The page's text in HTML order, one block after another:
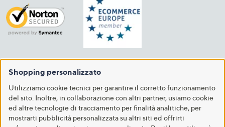
Shopping personalizzato
Utilizziamo cookie tecnici per garantire il corretto funzionamento
del sito. Inoltre, in collaborazione con altri partner, usiamo cookie
ed altre tecnologie di tracciamento per finalità analitiche, per
mostrarti pubblicità personalizzata su altri siti ed offrirti